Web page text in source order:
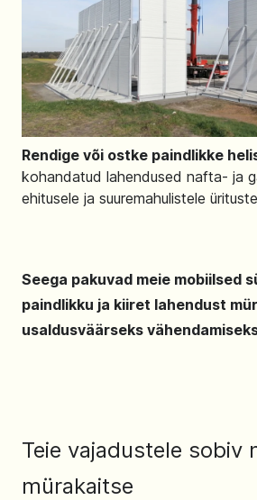
Rendige või ostke paindlikke
kohandatud lahendused nafta- ja
ehitusele ja suuremahulistele
Seega pakuvad meie mobiilsed
paindlikku ja kiiret lahendust
usaldusväärseks
Teie vajadustele sobiv
mürakaitse